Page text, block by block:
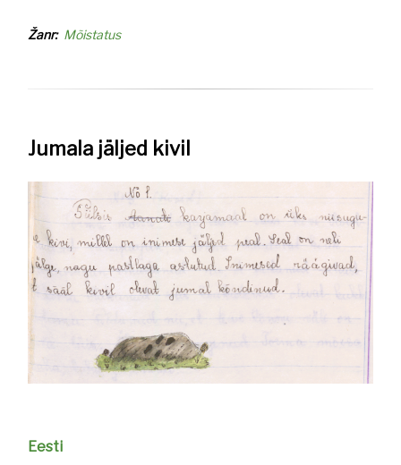
Žanr Mõistatus
Jumala jäljed kivil
Eesti